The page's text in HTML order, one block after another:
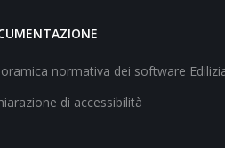
normativa dei software
di accessibilità